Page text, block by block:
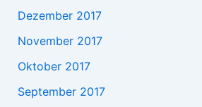
Dezember 2017
November 2017
Oktober 2017
September 2017